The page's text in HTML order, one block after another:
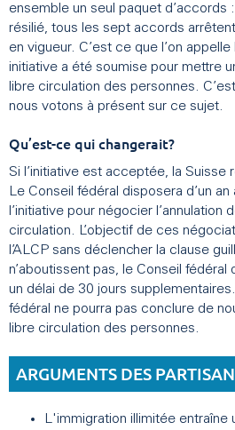
ensemble un seul paquet d’accords
résilié, tous les sept accords
en vigueur. C’est ce que l’on
initiative a été soumise pour mettre
libre circulation des personnes.
nous votons à présent sur ce sujet.
Qu’est-ce qui changerait?
Si l’initiative est acceptée, la Suisse
Le Conseil fédéral disposera d’un
l’initiative pour négocier l’annulation
circulation. L’objectif de ces
l’ALCP sans déclencher la clause
n’aboutissent pas, le Conseil fédéral
un délai de 30 jours
fédéral ne pourra pas conclure de
libre circulation des personnes.
ARGUMENTS DES
L'immigration illimitée entraîne